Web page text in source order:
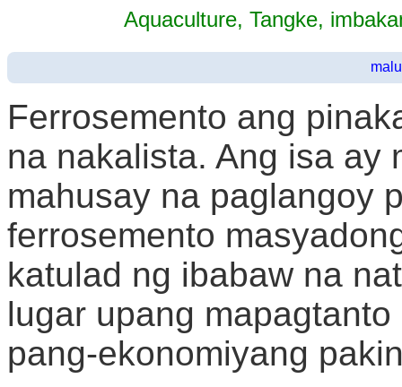
Aquaculture, Tangke,
Ferrosemento ang
na nakalista. Ang isa ay
mahusay na paglangoy
ferrosemento
katulad ng ibabaw na
lugar upang
pang-ekonomiyang